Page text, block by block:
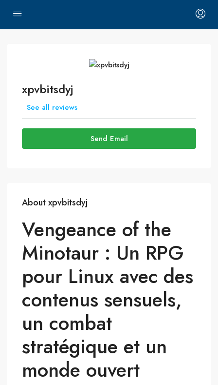
xpvbitsdyj
See all reviews
Send Email
About xpvbitsdyj
Vengeance of the
Minotaur : Un RPG
pour Linux avec des
contenus sensuels,
un combat
stratégique et un
monde ouvert